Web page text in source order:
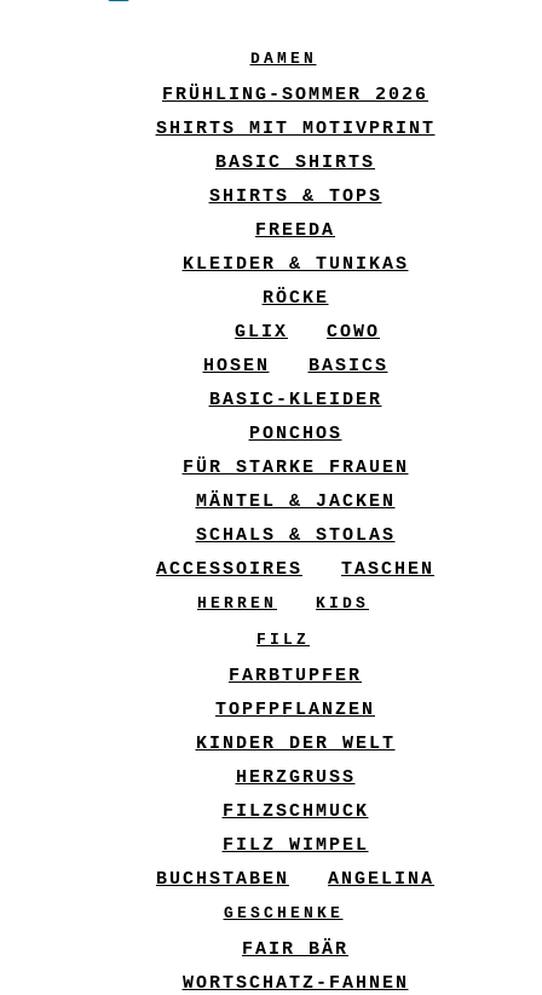
DAMEN
FRÜHLING-SOMMER 2026
SHIRTS MIT MOTIVPRINT
BASIC SHIRTS
SHIRTS & TOPS
FREEDA
KLEIDER & TUNIKAS
RÖCKE
GLIX
COWO
HOSEN
BASICS
BASIC-KLEIDER
PONCHOS
FÜR STARKE FRAUEN
MÄNTEL & JACKEN
SCHALS & STOLAS
ACCESSOIRES
TASCHEN
HERREN
KIDS
FILZ
FARBTUPFER
TOPFPFLANZEN
KINDER DER WELT
HERZGRUSS
FILZSCHMUCK
FILZ WIMPEL
BUCHSTABEN
ANGELINA
GESCHENKE
FAIR BÄR
WORTSCHATZ-FAHNEN